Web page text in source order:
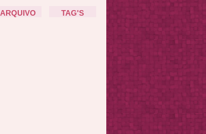
ARQUIVO TAG'S